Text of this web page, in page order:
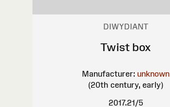
DIWYDIANT
Twist box
Manufacturer: unknown
(20th century, early)
2017.21/5